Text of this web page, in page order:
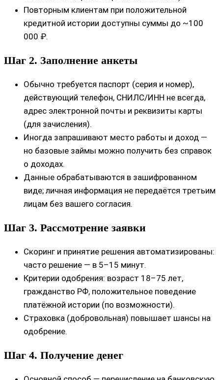
Повторным клиентам при положительной
кредитной истории доступны суммы до ~100
000 ₽.
Шаг 2. Заполнение анкеты
Обычно требуется паспорт (серия и номер),
действующий телефон, СНИЛС/ИНН не всегда,
адрес электронной почты и реквизиты карты
(для зачисления).
Иногда запрашивают место работы и доход —
но базовые займы можно получить без справок
о доходах.
Данные обрабатываются в зашифрованном
виде; личная информация не передаётся третьим
лицам без вашего согласия.
Шаг 3. Рассмотрение заявки
Скоринг и принятие решения автоматизированы:
часто решение — в 5–15 минут.
Критерии одобрения: возраст 18–75 лет,
гражданство РФ, положительное поведение
платёжной истории (по возможности).
Страховка (добровольная) повышает шансы на
одобрение.
Шаг 4. Получение денег